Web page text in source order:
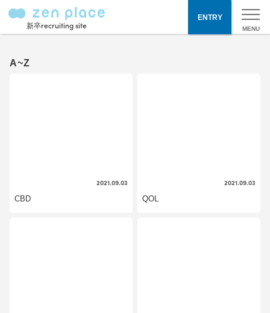
新卒recruiting site
ENTRY
A~Z
2021.09.03
CBD
2021.09.03
QOL